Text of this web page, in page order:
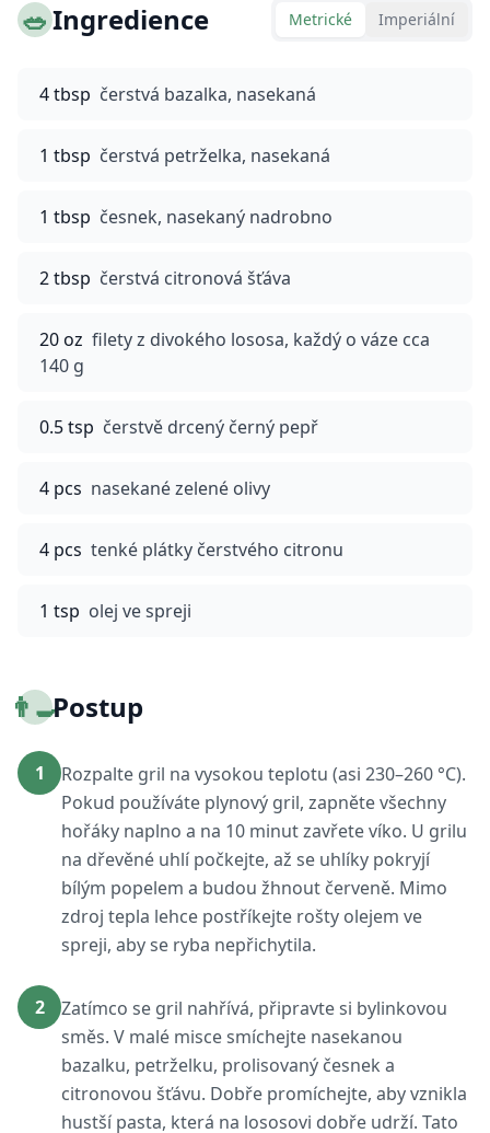
🥗Ingredience Metrické Imperiální
4 tbsp čerstvá bazalka, nasekaná
1 tbsp čerstvá petrželka, nasekaná
1 tbsp česnek, nasekaný nadrobno
2 tbsp čerstvá citronová šťáva
20 oz filety z divokého lososa, každý o váze cca
140 g
0.5 tsp čerstvě drcený černý pepř
4 pcs nasekané zelené olivy
4 pcs tenké plátky čerstvého citronu
1 tsp olej ve spreji
👨‍🍳Postup
1
Rozpalte gril na vysokou teplotu (asi 230–260 °C).
Pokud používáte plynový gril, zapněte všechny
hořáky naplno a na 10 minut zavřete víko. U grilu
na dřevěné uhlí počkejte, až se uhlíky pokryjí
bílým popelem a budou žhnout červeně. Mimo
zdroj tepla lehce postříkejte rošty olejem ve
spreji, aby se ryba nepřichytila.
2
Zatímco se gril nahřívá, připravte si bylinkovou
směs. V malé misce smíchejte nasekanou
bazalku, petrželku, prolisovaný česnek a
citronovou šťávu. Dobře promíchejte, aby vznikla
hustší pasta, která na lososovi dobře udrží. Tato